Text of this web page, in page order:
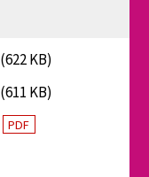
(622 KB)
(611 KB)
PDF